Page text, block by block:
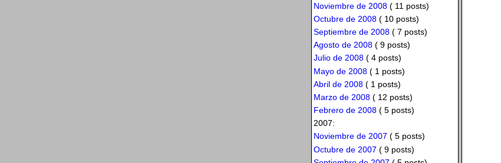
Noviembre de 2008( 11 posts)
Octubre de 2008( 10 posts)
Septiembre de 2008( 7 posts)
Agosto de 2008( 9 posts)
Julio de 2008( 4 posts)
Mayo de 2008( 1 posts)
Abril de 2008( 1 posts)
Marzo de 2008( 12 posts)
Febrero de 2008( 5 posts)
2007:
Noviembre de 2007 ( 5 posts)
Octubre de 2007 ( 9 posts)